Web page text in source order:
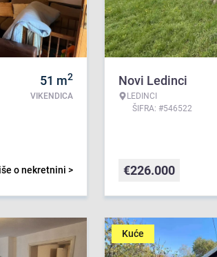
51 m2
VIKENDICA
o nekretnini >
Novi Ledinci
LEDINCI
ŠIFRA: #546522
€226.000
Kuće